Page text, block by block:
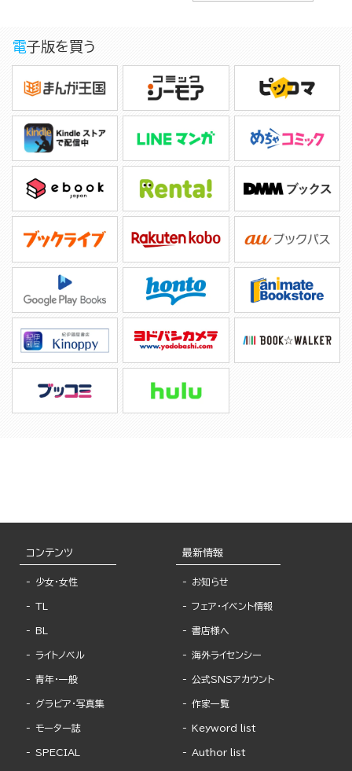
電子版を買う
コンテンツ
少女・女性
TL
BL
ライトノベル
青年・一般
グラビア・写真集
モーター誌
SPECIAL
最新情報
お知らせ
フェア・イベント情報
書店様へ
海外ライセンシー
公式SNSアカウント
作家一覧
Keyword list
Author list